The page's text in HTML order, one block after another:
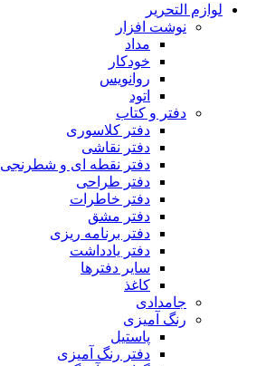
لوازم التحریر
نوشت افزار
مداد
خودکار
روانویس
اتود
دفتر و کتاب
دفتر کلاسوری
دفتر نقاشی
دفتر نقطه ای و شطرنجی
دفتر طراحی
دفتر خاطرات
دفتر مشق
دفتر برنامه ریزی
دفتر یادداشت
سایر دفترها
کاغذ
جامدادی
رنگ آمیزی
پاستیل
دفتر رنگ آمیزی